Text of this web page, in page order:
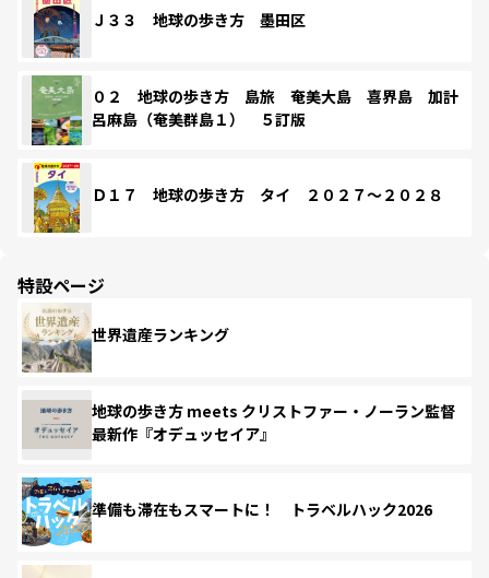
Ｊ３３ 地球の歩き方 墨田区
０２ 地球の歩き方 島旅 奄美大島 喜界島 加計
呂麻島（奄美群島１） ５訂版
Ｄ１７ 地球の歩き方 タイ ２０２７～２０２８
特設ページ
世界遺産ランキング
地球の歩き方 meets クリストファー・ノーラン監督
最新作『オデュッセイア』
準備も滞在もスマートに！ トラベルハック2026